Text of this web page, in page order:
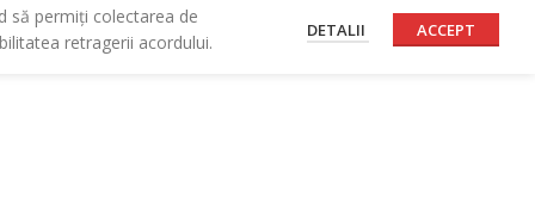
să permiți colectarea de
retragerii acordului.
DETALII ACCEPT